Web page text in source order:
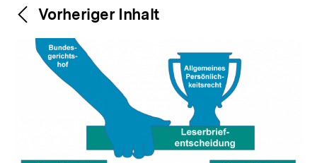
Weitere
Inhalte
Content-
Navigation
Vorheriger Inhalt